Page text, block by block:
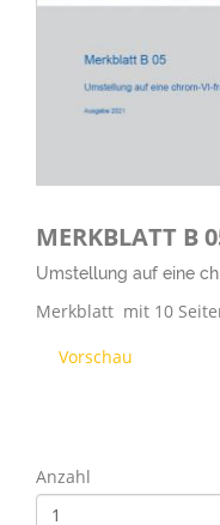
MERKBLATT B
Umstellung auf eine
Merkblatt mit 10
Vorschau
Anzahl